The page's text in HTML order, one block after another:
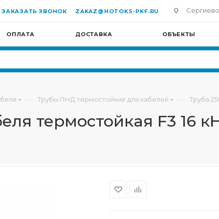
ЗАКАЗАТЬ ЗВОНОК ZAKAZ@HOTOKS-PKF.RU
ОПЛАТА ДОСТАВКА ОБЪЕКТЫ
— Трубы ПНД термостойкие для кабелей — Труба
термостойкая F3 16